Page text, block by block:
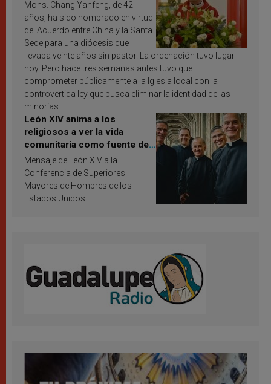
Mons. Chang Yanfeng, de 42
años, ha sido nombrado en virtud
del Acuerdo entre China y la Santa
Sede para una diócesis que
llevaba veinte años sin pastor. La ordenación tuvo lugar
hoy. Pero hace tres semanas antes tuvo que
comprometer públicamente a la Iglesia local con la
controvertida ley que busca eliminar la identidad de las
minorías.
León XIV anima a los
religiosos a ver la vida
comunitaria como fuente de
inspiración y santificación
Mensaje de León XIV a la
Conferencia de Superiores
Mayores de Hombres de los
Estados Unidos